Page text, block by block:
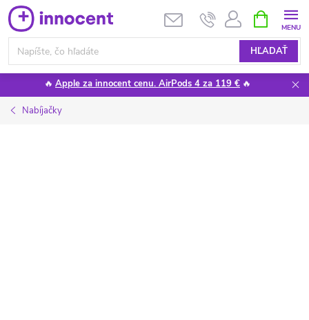
Prejsť
na
obsah
HĽADAŤ
KOŠÍK
🔥 Apple za innocent cenu. AirPods 4 za 119 € 🔥
Nabíjačky